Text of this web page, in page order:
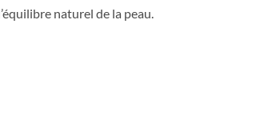
naturel de la peau.